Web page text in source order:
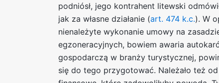
podniósł, jego kontrahent litewski
jak za własne działanie (art. 474 k.c.). W
nienależyte wykonanie umowy na
egzoneracyjnych, bowiem awaria
gospodarczą w branży turystycznej,
się do tego przygotować. Należało też